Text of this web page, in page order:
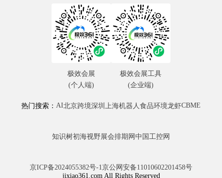
热门搜索： AI北京跨境深圳 上海机器人食品环境龙虾CBME
知识树初海视野展会排期网 中国工控网
京ICP备2024055382号-1京公网安备11010602201458号
jixiao361.com All Rights Reserved
极效会展
(个人端)
极效会展工具
(企业端)